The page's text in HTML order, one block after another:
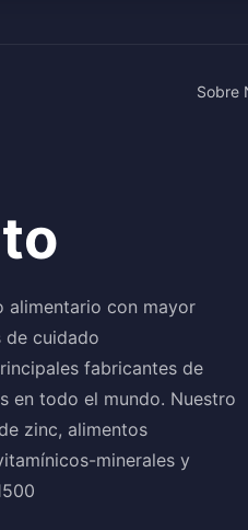
Sobre
alimentario con mayor
de cuidado
fabricantes de
en todo el mundo. Nuestro
zinc, alimentos
minerales y